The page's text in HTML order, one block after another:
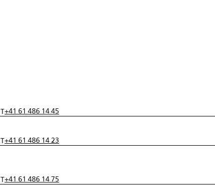
T+41 61 486 14 45
T+41 61 486 14 23
T+41 61 486 14 75